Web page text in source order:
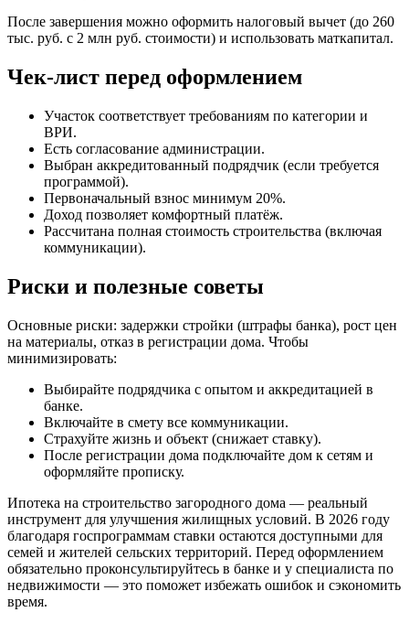
После завершения можно оформить налоговый вычет (до 260
тыс. руб. с 2 млн руб. стоимости) и использовать маткапитал.
Чек-лист перед оформлением
Участок соответствует требованиям по категории и
ВРИ.
Есть согласование администрации.
Выбран аккредитованный подрядчик (если требуется
программой).
Первоначальный взнос минимум 20%.
Доход позволяет комфортный платёж.
Рассчитана полная стоимость строительства (включая
коммуникации).
Риски и полезные советы
Основные риски: задержки стройки (штрафы банка), рост цен
на материалы, отказ в регистрации дома. Чтобы
минимизировать:
Выбирайте подрядчика с опытом и аккредитацией в
банке.
Включайте в смету все коммуникации.
Страхуйте жизнь и объект (снижает ставку).
После регистрации дома подключайте дом к сетям и
оформляйте прописку.
Ипотека на строительство загородного дома — реальный
инструмент для улучшения жилищных условий. В 2026 году
благодаря госпрограммам ставки остаются доступными для
семей и жителей сельских территорий. Перед оформлением
обязательно проконсультируйтесь в банке и у специалиста по
недвижимости — это поможет избежать ошибок и сэкономить
время.